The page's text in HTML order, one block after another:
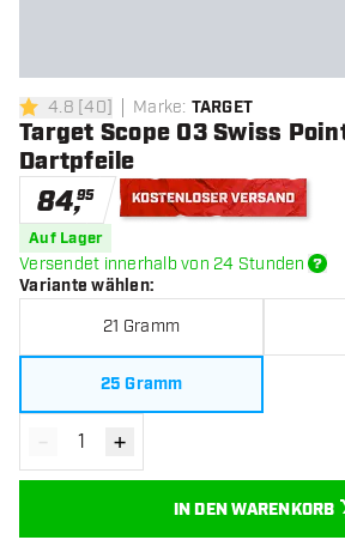
4.8 Bewertungssterne
4.8 [40] Marke: TARGET
Target Scope 03 Swiss
Dartpfeile
84,95
Auf Lager
Versendet innerhalb von 24 Stunden
Variante wählen:
21 Gramm
25 Gramm
Menge verringern
- Menge erhöhen
+
IN DEN WARENKORB